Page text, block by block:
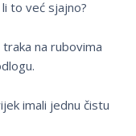
to već sjajno?
traka na rubovima
imali jednu čistu